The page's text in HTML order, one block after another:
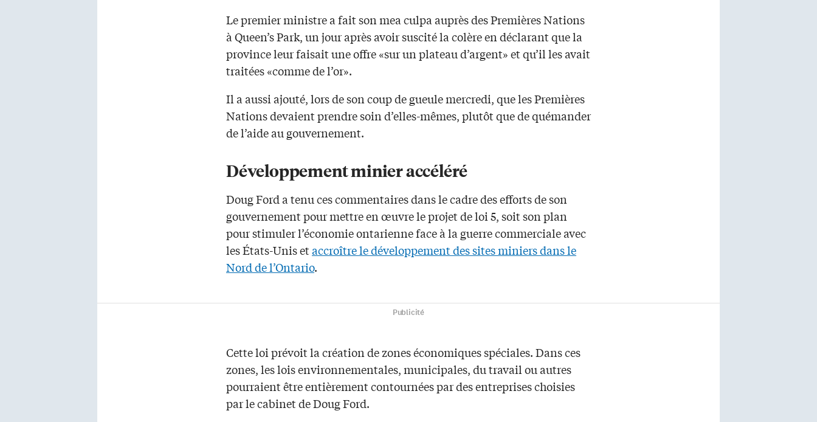
Le premier ministre a fait son mea culpa auprès des Premières Nations
à Queen’s Park, un jour après avoir suscité la colère en déclarant que la
province leur faisait une offre «sur un plateau d’argent» et qu’il les avait
traitées «comme de l’or».
Il a aussi ajouté, lors de son coup de gueule mercredi, que les Premières
Nations devaient prendre soin d’elles-mêmes, plutôt que de quémander
de l’aide au gouvernement.
Développement minier accéléré
Doug Ford a tenu ces commentaires dans le cadre des efforts de son
gouvernement pour mettre en œuvre le projet de loi 5, soit son plan
pour stimuler l’économie ontarienne face à la guerre commerciale avec
les États-Unis etaccroître le développement des sites miniers dans le
Nord de l’Ontario.
Publicité
Cette loi prévoit la création de zones économiques spéciales. Dans ces
zones, les lois environnementales, municipales, du travail ou autres
pourraient être entièrement contournées par des entreprises choisies
par le cabinet de Doug Ford.